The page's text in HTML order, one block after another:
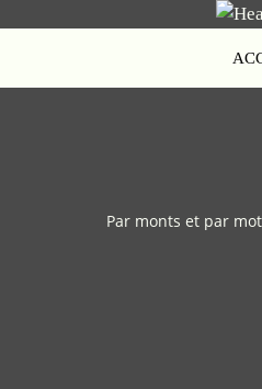
Par monts et par